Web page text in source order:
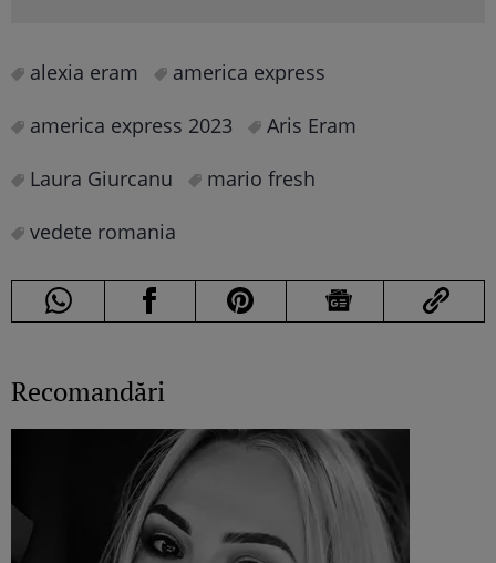
alexia eram
america express
america express 2023
Aris Eram
Laura Giurcanu
mario fresh
vedete romania
Recomandări